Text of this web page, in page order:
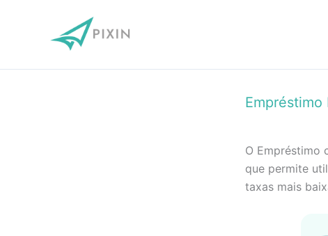
conteúdo
Empréstimo
O Empréstimo
que permite
taxas mais